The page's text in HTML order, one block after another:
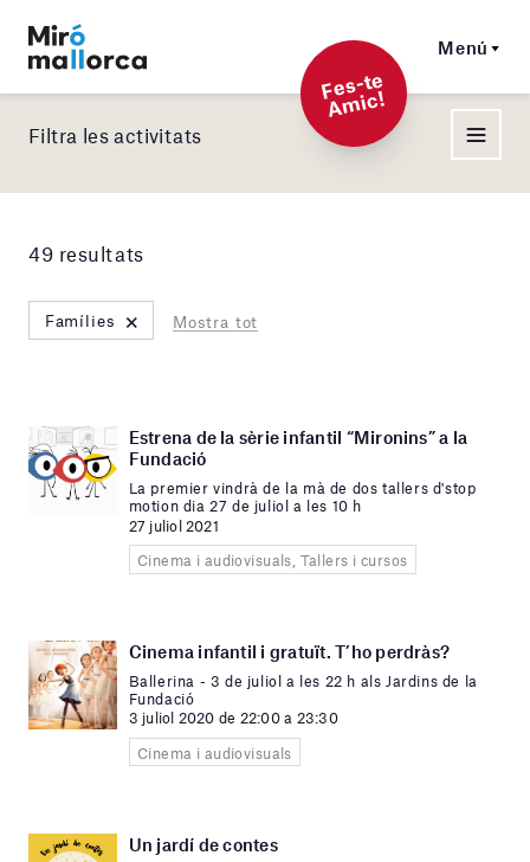
Menú
F
es-t
e
A
mi
c!
Filtra les activitats
49 resultats
Famílies × Mostra tot
Estrena de la sèrie infantil “Mironins” a la
Fundació
La premier vindrà de la mà de dos tallers d'stop
motion dia 27 de juliol a les 10 h
27 juliol 2021
Cinema i audiovisuals, Tallers i cursos
Cinema infantil i gratuït. T’ho perdràs?
Ballerina - 3 de juliol a les 22 h als Jardins de la
Fundació
3 juliol 2020 de 22:00 a 23:30
Cinema i audiovisuals
Un jardí de contes